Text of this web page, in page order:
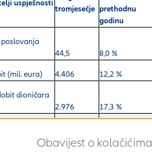
uspješnosti
tromjesečje prethodnu
godinu
44,5 8,0 %
(mil. eura) 4.406 12,2 %
dioničara
2.976 17,3 %
Obavijest o